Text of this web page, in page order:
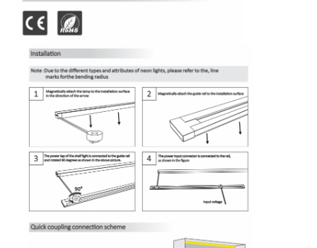
Luce a striscia per lavastoviglie
Luce a LED a 360°
Luce al neon 3D
Striscia LED nuda
Modulo di CA LED
Modulo LED a corrente continua